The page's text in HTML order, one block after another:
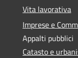
Vita lavorativa
Imprese e
Appalti pubblici
Catasto e